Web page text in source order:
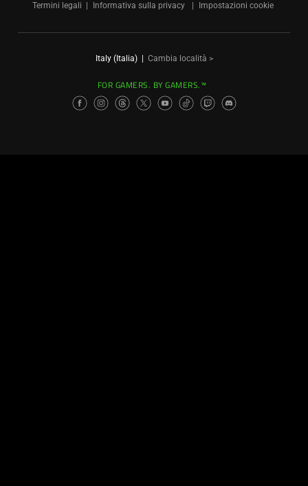
Termini legali
Informativa sulla privacy Impostazioni cookie
Italy (Italia)| Cambia località >
FOR GAMERS. BY GAMERS.™